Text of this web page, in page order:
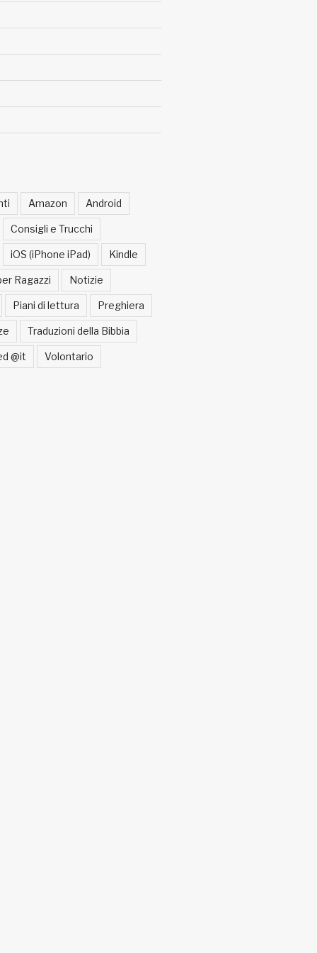
Amazon Android
Consigli e Trucchi
iOS (iPhone iPad) Kindle
Ragazzi Notizie
Piani di lettura Preghiera
Traduzioni della Bibbia
@it Volontario